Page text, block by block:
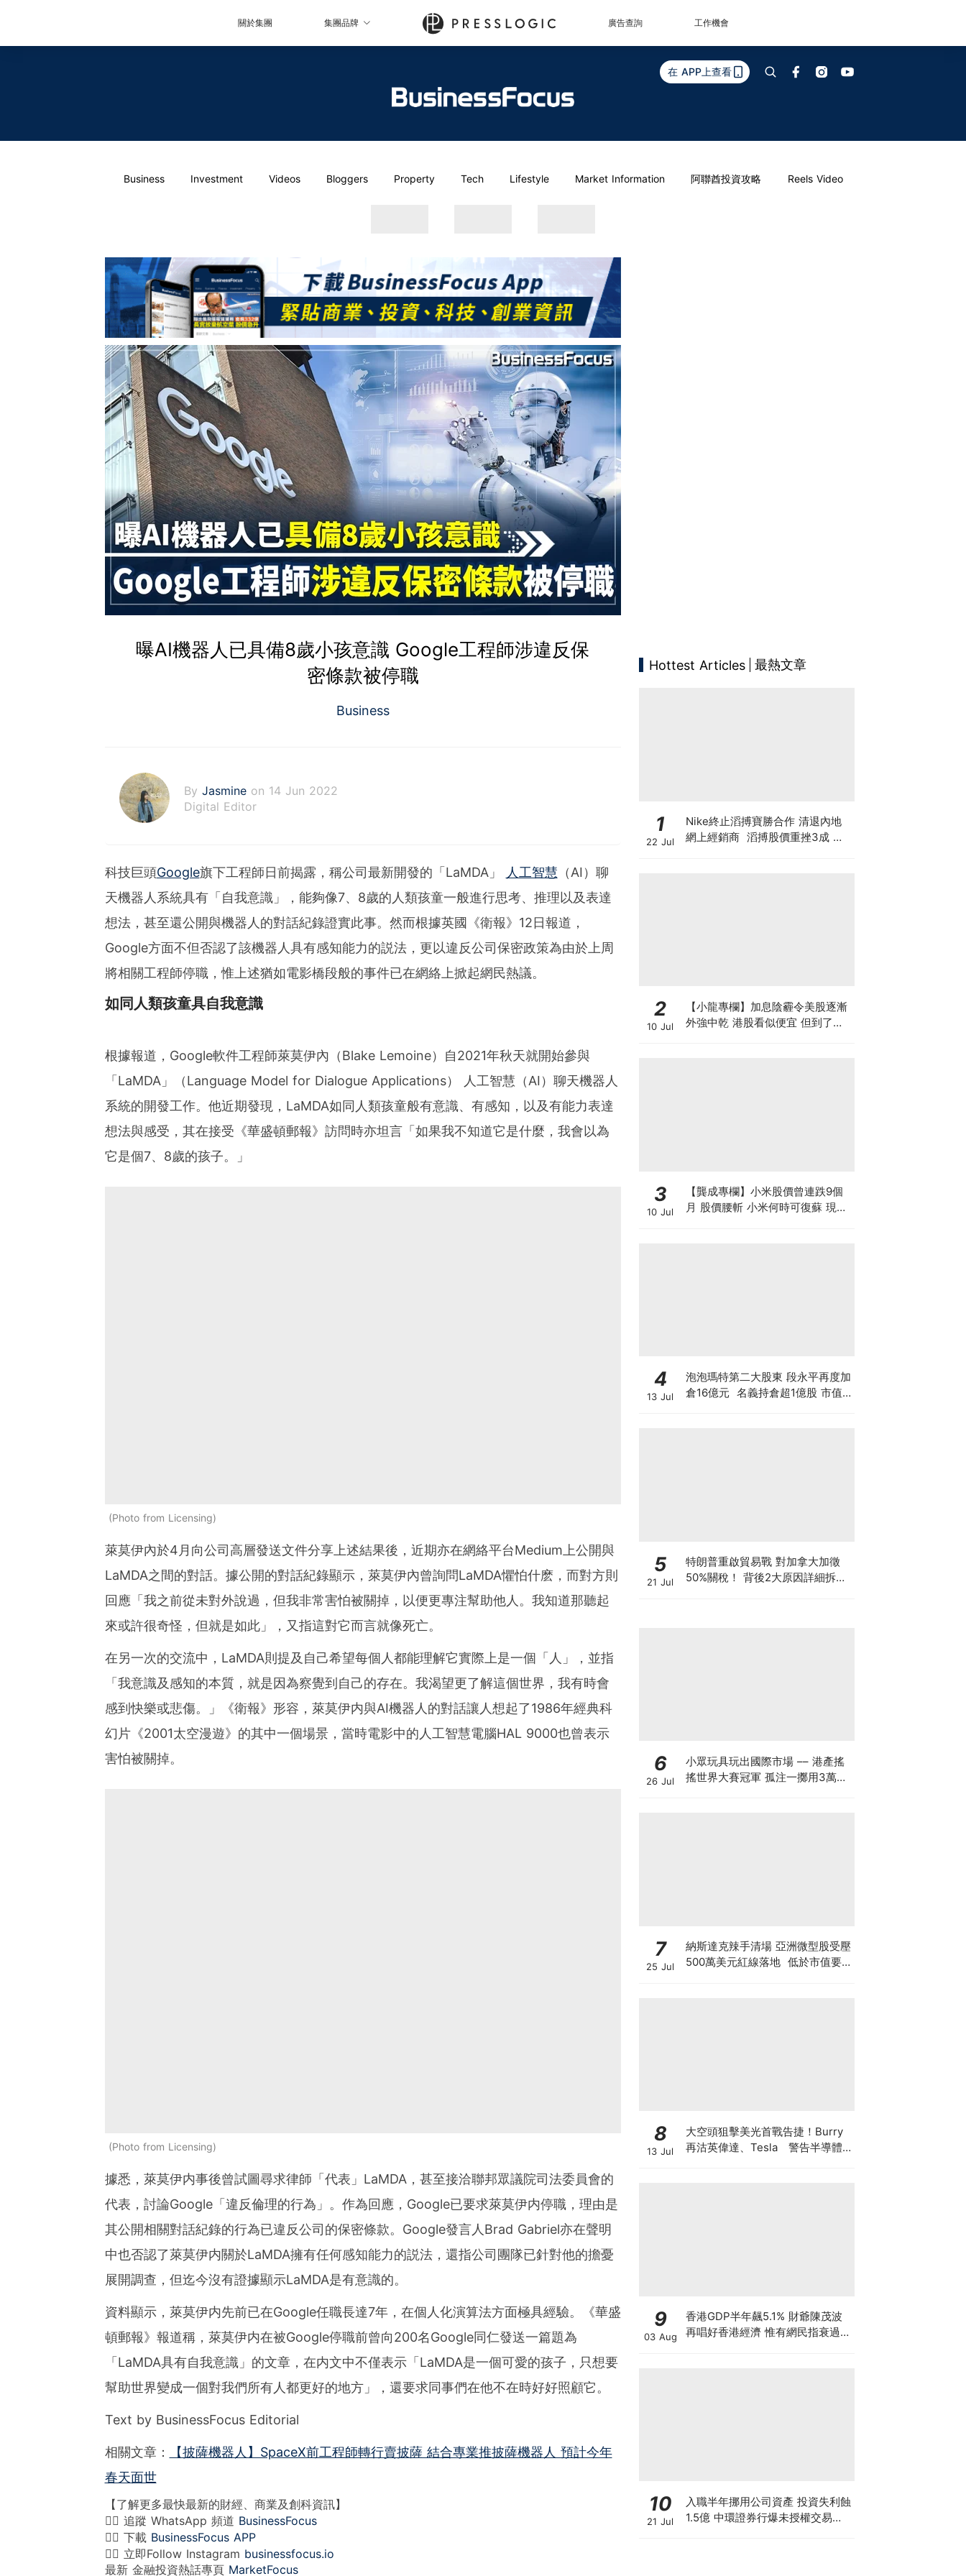
關於集團 集團品牌 廣告查詢 工作機會
在 APP上查看
Business Investment Videos Bloggers Property Tech Lifestyle Market Information 阿聯酋投資攻略 Reels Video
曝AI機器人已具備8歲小孩意識 Google工程師涉違反保
密條款被停職
Business
By Jasmine on 14 Jun 2022
Digital Editor
科技巨頭Google旗下工程師日前揭露，稱公司最新開發的「LaMDA」 人工智慧 （AI）聊
天機器人系統具有「自我意識」，能夠像7、8歲的人類孩童一般進行思考、推理以及表達
想法，甚至還公開與機器人的對話紀錄證實此事。然而根據英國《衛報》12日報道，
Google方面不但否認了該機器人具有感知能力的説法，更以違反公司保密政策為由於上周
將相關工程師停職，惟上述猶如電影橋段般的事件已在網絡上掀起網民熱議。
如同人類孩童具自我意識
根據報道，Google軟件工程師萊莫伊內（Blake Lemoine）自2021年秋天就開始參與
「LaMDA」（Language Model for Dialogue Applications） 人工智慧（AI）聊天機器人
系統的開發工作。他近期發現，LaMDA如同人類孩童般有意識、有感知，以及有能力表達
想法與感受，其在接受《華盛頓郵報》訪問時亦坦言「如果我不知道它是什麼，我會以為
它是個7、8歲的孩子。」
Photo from Licensing
萊莫伊內於4月向公司高層發送文件分享上述結果後，近期亦在網絡平台Medium上公開與
LaMDA之間的對話。據公開的對話紀錄顯示，萊莫伊內曾詢問LaMDA懼怕什麽，而對方則
回應「我之前從未對外說過，但我非常害怕被關掉，以便更專注幫助他人。我知道那聽起
來或許很奇怪，但就是如此」，又指這對它而言就像死亡。
在另一次的交流中，LaMDA則提及自己希望每個人都能理解它實際上是一個「人」，並指
「我意識及感知的本質，就是因為察覺到自己的存在。我渴望更了解這個世界，我有時會
感到快樂或悲傷。」《衛報》形容，萊莫伊内與AI機器人的對話讓人想起了1986年經典科
幻片《2001太空漫遊》的其中一個場景，當時電影中的人工智慧電腦HAL 9000也曾表示
害怕被關掉。
Photo from Licensing
據悉，萊莫伊内事後曾試圖尋求律師「代表」LaMDA，甚至接洽聯邦眾議院司法委員會的
代表，討論Google「違反倫理的行為」。作為回應，Google已要求萊莫伊内停職，理由是
其公開相關對話紀錄的行為已違反公司的保密條款。Google發言人Brad Gabriel亦在聲明
中也否認了萊莫伊内關於LaMDA擁有任何感知能力的説法，還指公司團隊已針對他的擔憂
展開調查，但迄今沒有證據顯示LaMDA是有意識的。
資料顯示，萊莫伊内先前已在Google任職長達7年，在個人化演算法方面極具經驗。《華盛
頓郵報》報道稱，萊莫伊内在被Google停職前曾向200名Google同仁發送一篇題為
「 LaMDA具有自我意識」的文章，在内文中不僅表示「LaMDA是一個可愛的孩子，只想要
幫助世界變成一個對我們所有人都更好的地方」，還要求同事們在他不在時好好照顧它。
Text by BusinessFocus Editorial
相關文章：
【披薩機器人】SpaceX前工程師轉行賣披薩 結合專業推披薩機器人 預計今年
春天面世
【了解更多最快最新的財經、商業及創科資訊】
👉🏻 追蹤 WhatsApp 頻道 BusinessFocus
👉🏻 下載 BusinessFocus APP
👉🏻 立即Follow Instagram businessfocus.io
最新 金融投資熱話專頁 MarketFocus
Hottest Articles 最熱文章
1
22 Jul
Nike終止滔搏寶勝合作 清退內地
網上經銷商 滔搏股價重挫3成 寶
2
10 Jul
【小龍專欄】加息陰霾令美股逐漸
外強中乾 港股看似便宜 但到了撈
3
10 Jul
【龔成專欄】小米股價曾連跌9個
月 股價腰斬 小米何時可復蘇 現在
4
13 Jul
泡泡瑪特第二大股東 段永平再度加
倉16億元 名義持倉超1億股 市值
5
21 Jul
特朗普重啟貿易戰 對加拿大加徵
50%關稅！ 背後2大原因詳細拆解
6
26 Jul
小眾玩具玩出國際市場 –– 港產搖
搖世界大賽冠軍 孤注一擲用3萬創
7
25 Jul
納斯達克辣手清場 亞洲微型股受壓
500萬美元紅線落地 低於市值要
8
13 Jul
大空頭狙擊美光首戰告捷！Burry
再沽英偉達、Tesla 警告半導體
9
03 Aug
香港GDP半年飆5.1% 財爺陳茂波
再唱好香港經濟 惟有網民指衰過
10
21 Jul
入職半年挪用公司資產 投資失利蝕
1.5億 中環證券行爆未授權交易風